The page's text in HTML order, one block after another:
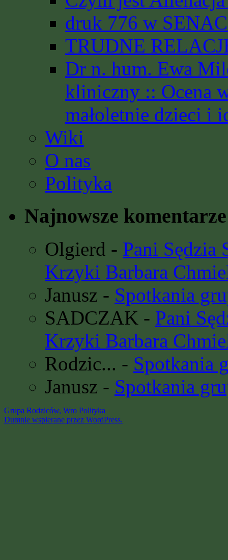
druk 776 w
TRUDNE
Dr n. hum. Ewa
kliniczny :: Ocena
małoletnie dzieci i
Wiki
O nas
Polityka
Najnowsze komentarze
Olgierd - Pani Sędzia
Krzyki Barbara
Janusz - Spotkania
SADCZAK - Pani
Krzyki Barbara
Rodzic... - Spotkania
Janusz - Spotkania
Grupa Rodziców, Wro Polityka
Dumnie wspierane przez WordPress.